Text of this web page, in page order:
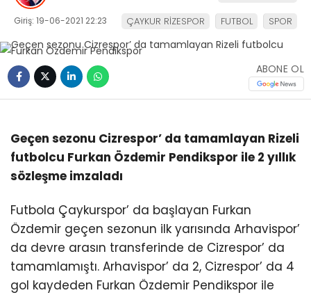
Giriş: 19-06-2021 22:23 ÇAYKUR RİZESPOR FUTBOL SPOR
ABONE OL
Geçen sezonu Cizrespor’ da tamamlayan Rizeli
futbolcu Furkan Özdemir Pendikspor ile 2 yıllık
sözleşme imzaladı
Futbola Çaykurspor’ da başlayan Furkan
Özdemir geçen sezonun ilk yarısında Arhavispor’
da devre arasın transferinde de Cizrespor’ da
tamamlamıştı. Arhavispor’ da 2, Cizrespor’ da 4
gol kaydeden Furkan Özdemir Pendikspor ile